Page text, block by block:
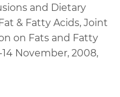
and Dietary
& Fatty Acids, Joint
on Fats and Fatty
November, 2008,